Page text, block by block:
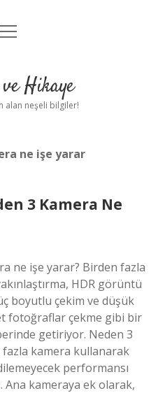
Politikası
Uyarı
menüyü
Hikaye
alan neşeli bilgiler!
ne işe yarar
3 Kamera Ne
ne işe yarar? Birden fazla
HDR görüntü
boyutlu çekim ve düşük
fotoğraflar çekme gibi bir
getiriyor. Neden 3
kamera kullanarak
performansı
Ana kameraya ek olarak,